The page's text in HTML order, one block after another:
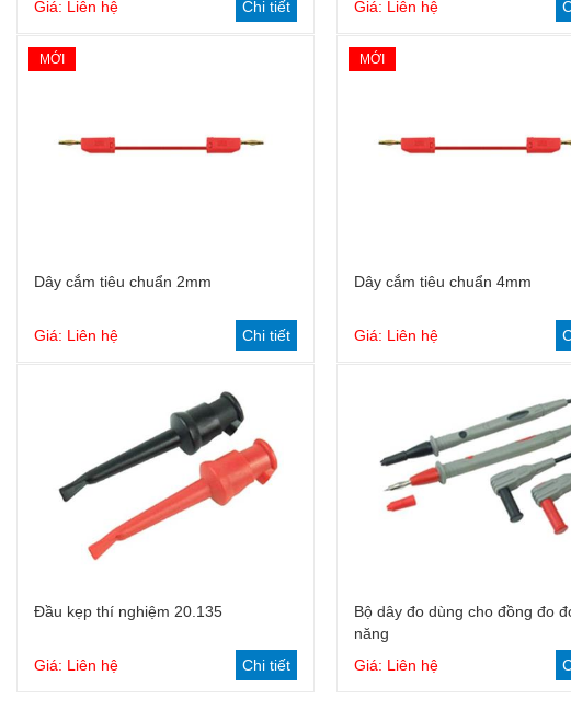
Giá: Liên hệ Chi tiết Giá: Liên hệ
MỚI
Dây cắm tiêu chuẩn 2mm
Giá: Liên hệ Chi tiết
MỚI
Dây cắm tiêu chuẩn 4mm
Giá: Liên hệ
Đầu kẹp thí nghiệm 20.135
Giá: Liên hệ Chi tiết
Bộ dây đo dùng cho đồng đo
năng
Giá: Liên hệ